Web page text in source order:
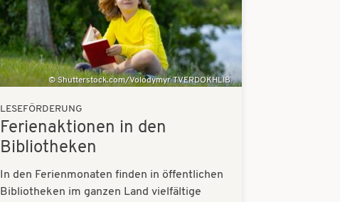
Shutterstock.com/Volodymyr TVERDOKHLIB
LESEFÖRDERUNG
Ferienaktionen in den
Bibliotheken
In den Ferienmonaten finden in öffentlichen
Bibliotheken im ganzen Land vielfältige